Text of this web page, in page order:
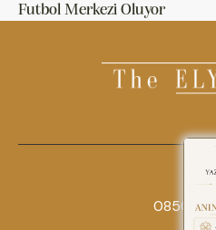
Futbol Merkezi Oluyor
0850